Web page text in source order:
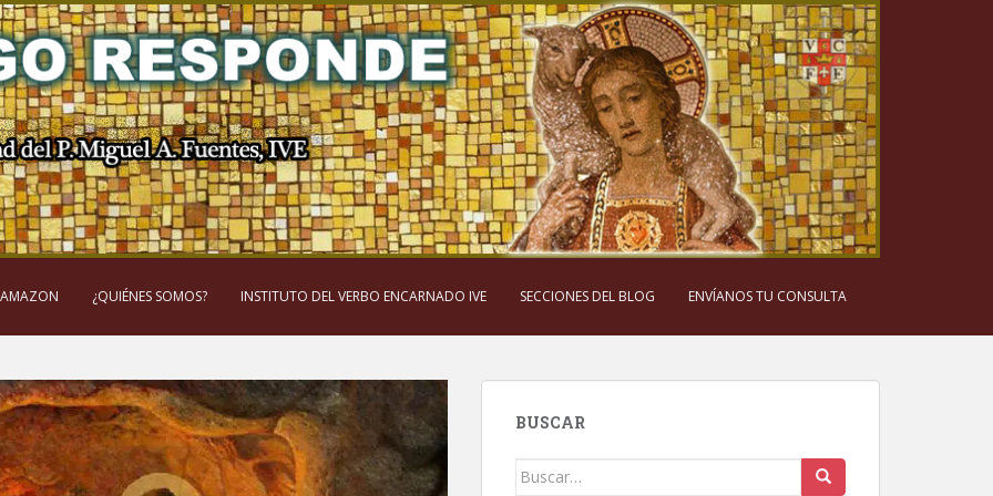
¿QUIÉNES SOMOS? INSTITUTO DEL VERBO ENCARNADO IVE SECCIONES DEL BLOG ENVÍANOS TU CONSULTA
BUSCAR
Buscar: